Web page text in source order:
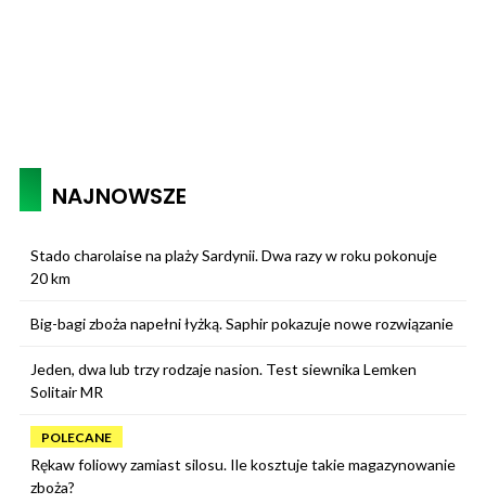
NAJNOWSZE
Stado charolaise na plaży Sardynii. Dwa razy w roku pokonuje
20 km
Big-bagi zboża napełni łyżką. Saphir pokazuje nowe rozwiązanie
Jeden, dwa lub trzy rodzaje nasion. Test siewnika Lemken
Solitair MR
POLECANE
Rękaw foliowy zamiast silosu. Ile kosztuje takie magazynowanie
zboża?